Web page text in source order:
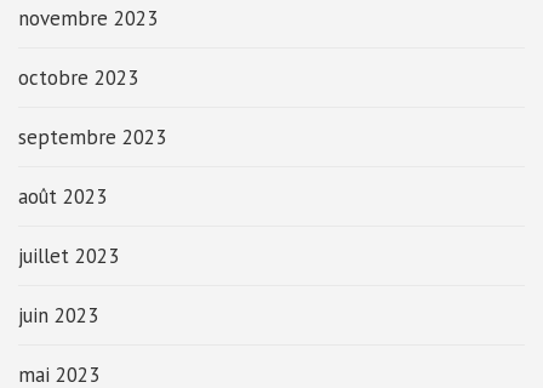
novembre 2023
octobre 2023
septembre 2023
août 2023
juillet 2023
juin 2023
mai 2023